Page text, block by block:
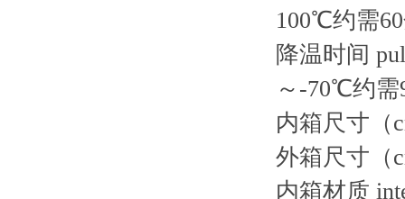
100℃约需
降温时间
～-70℃约需
内箱尺寸（
外箱尺寸（
内箱材质